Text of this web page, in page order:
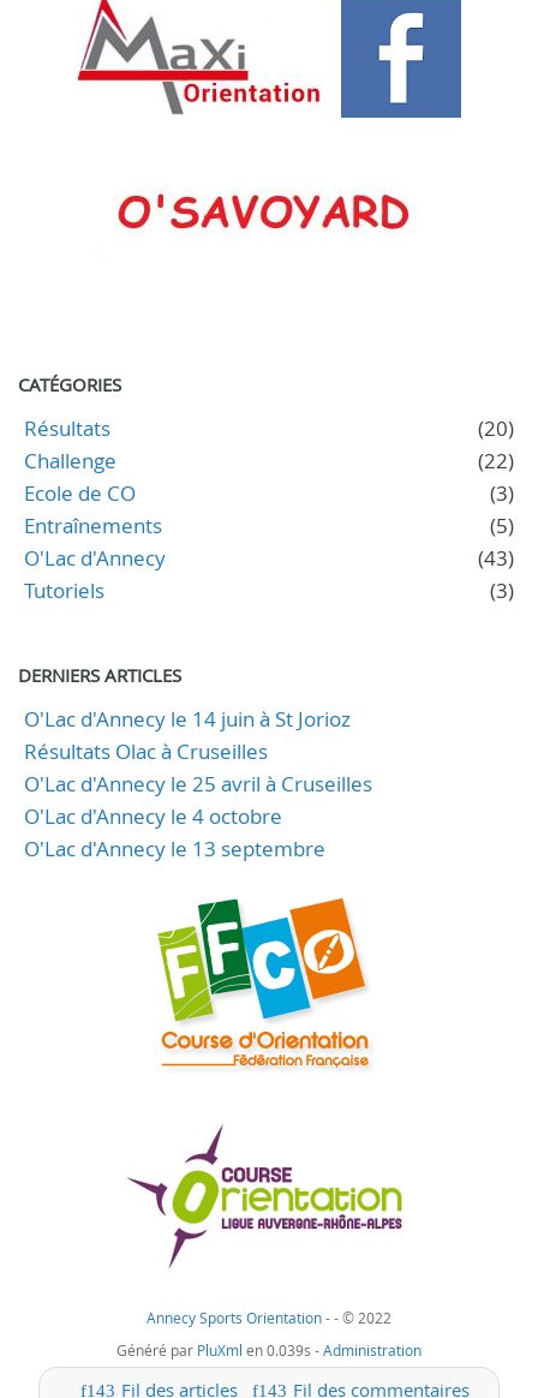
CATÉGORIES
Résultats
(20)
Challenge
(22)
Ecole de CO
(3)
Entraînements
(5)
O'Lac d'Annecy
(43)
Tutoriels
(3)
DERNIERS ARTICLES
O'Lac d'Annecy le 14 juin à St Jorioz
Résultats Olac à Cruseilles
O'Lac d'Annecy le 25 avril à Cruseilles
O'Lac d'Annecy le 4 octobre
O'Lac d'Annecy le 13 septembre
Annecy Sports Orientation-- © 2022
Généré par PluXml en 0.039s -Administration
Fil des articles Fil des commentaires